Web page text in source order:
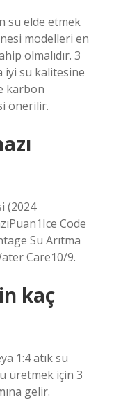
su elde etmek
modelleri en
olmalıdır. 3
iyi su kalitesine
karbon
önerilir.
(2024
Code
Su Arıtma
Care10/9.
kaç
1:4 atık su
üretmek için 3
gelir.